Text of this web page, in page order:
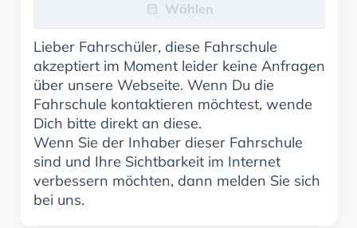
Wählen
Lieber Fahrschüler, diese Fahrschule
akzeptiert im Moment leider keine Anfragen
über unsere Webseite. Wenn Du die
Fahrschule kontaktieren möchtest, wende
Dich bitte direkt an diese.
Wenn Sie der Inhaber dieser Fahrschule
sind und Ihre Sichtbarkeit im Internet
verbessern möchten, dann melden Sie sich
bei uns.